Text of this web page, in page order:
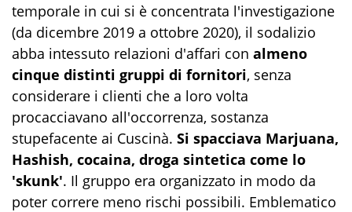
temporale in cui si è concentrata l'investigazione
(da dicembre 2019 a ottobre 2020), il sodalizio
abba intessuto relazioni d'affari con almeno
cinque distinti gruppi di fornitori, senza
considerare i clienti che a loro volta
procacciavano all'occorrenza, sostanza
stupefacente ai Cuscinà. Si spacciava Marjuana,
Hashish, cocaina, droga sintetica come lo
'skunk'. Il gruppo era organizzato in modo da
poter correre meno rischi possibili. Emblematico